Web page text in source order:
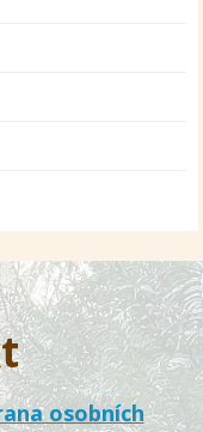
osobních